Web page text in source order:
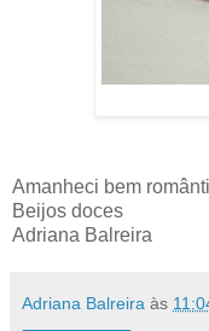
Amanheci bem
Beijos doces
Adriana Balreira
Adriana Balreira às